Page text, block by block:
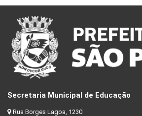
Secretaria Municipal de Educação
Rua Borges Lagoa, 1230